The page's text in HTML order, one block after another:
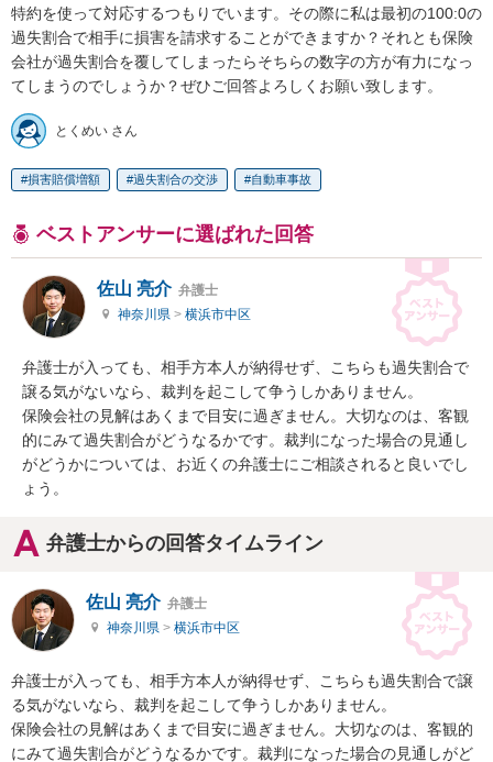
特約を使って対応するつもりでいます。その際に私は最初の100:0の
過失割合で相手に損害を請求することができますか？それとも保険
会社が過失割合を覆してしまったらそちらの数字の方が有力になっ
てしまうのでしょうか？ぜひご回答よろしくお願い致します。
とくめい さん
損害賠償増額 過失割合の交渉 自動車事故
ベストアンサーに選ばれた回答
佐山 亮介 弁護士
神奈川県 > 横浜市中区
弁護士が入っても、相手方本人が納得せず、こちらも過失割合で
譲る気がないなら、裁判を起こして争うしかありません。
保険会社の見解はあくまで目安に過ぎません。大切なのは、客観
的にみて過失割合がどうなるかです。裁判になった場合の見通し
がどうかについては、お近くの弁護士にご相談されると良いでし
ょう。
弁護士からの回答タイムライン
佐山 亮介 弁護士
神奈川県 > 横浜市中区
弁護士が入っても、相手方本人が納得せず、こちらも過失割合で譲
る気がないなら、裁判を起こして争うしかありません。
保険会社の見解はあくまで目安に過ぎません。大切なのは、客観的
にみて過失割合がどうなるかです。裁判になった場合の見通しがど